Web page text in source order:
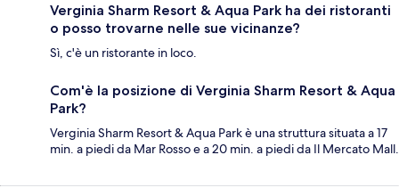
Verginia Sharm Resort & Aqua Park ha dei ristoranti
o posso trovarne nelle sue vicinanze?
Sì, c'è un ristorante in loco.
Com'è la posizione di Verginia Sharm Resort & Aqua
Park?
Verginia Sharm Resort & Aqua Park è una struttura situata a 17
min. a piedi da Mar Rosso e a 20 min. a piedi da Il Mercato Mall.